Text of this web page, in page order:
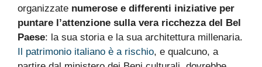
organizzate numerose e differenti iniziative per
puntare l’attenzione sulla vera ricchezza del Bel
Paese: la sua storia e la sua architettura millenaria.
Il patrimonio italiano è a rischio, e qualcuno, a